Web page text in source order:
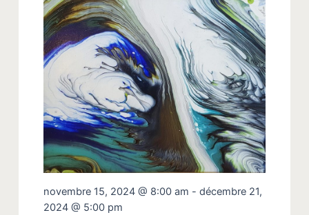
novembre 15, 2024 @ 8:00 am - décembre 21,
2024 @ 5:00 pm